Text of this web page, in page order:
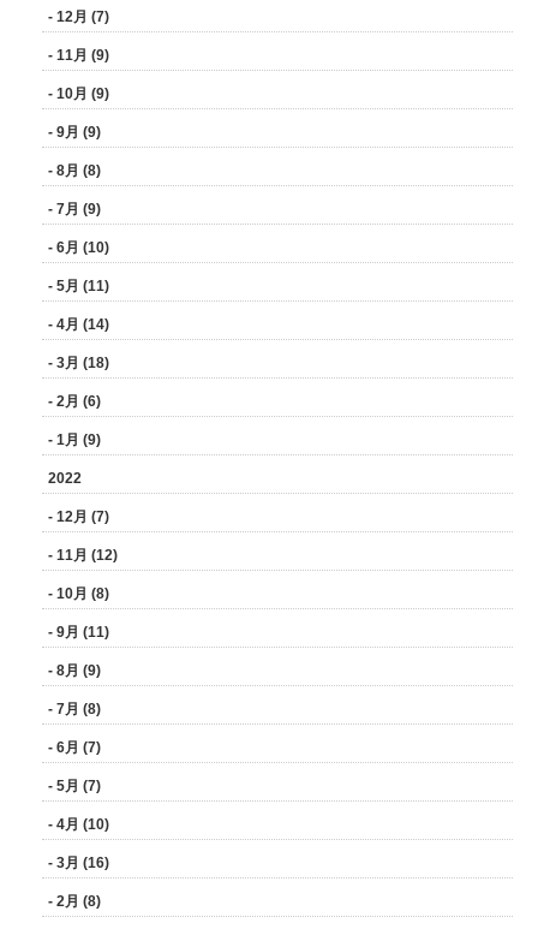
- 12月 (7)
- 11月 (9)
- 10月 (9)
- 9月 (9)
- 8月 (8)
- 7月 (9)
- 6月 (10)
- 5月 (11)
- 4月 (14)
- 3月 (18)
- 2月 (6)
- 1月 (9)
2022
- 12月 (7)
- 11月 (12)
- 10月 (8)
- 9月 (11)
- 8月 (9)
- 7月 (8)
- 6月 (7)
- 5月 (7)
- 4月 (10)
- 3月 (16)
- 2月 (8)